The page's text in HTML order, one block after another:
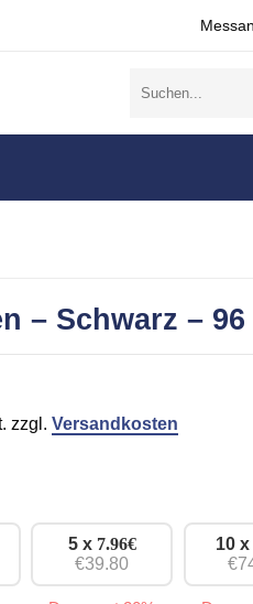
nach:
– Schwarz – 96
zzgl. Versandkosten
5 x 7.96€
€39.80
10 x